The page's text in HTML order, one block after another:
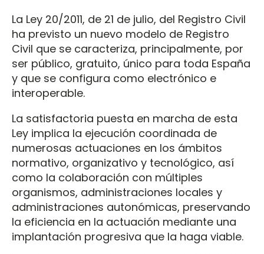
La Ley 20/2011, de 21 de julio, del Registro Civil
ha previsto un nuevo modelo de Registro
Civil que se caracteriza, principalmente, por
ser público, gratuito, único para toda España
y que se configura como electrónico e
interoperable.
La satisfactoria puesta en marcha de esta
Ley implica la ejecución coordinada de
numerosas actuaciones en los ámbitos
normativo, organizativo y tecnológico, así
como la colaboración con múltiples
organismos, administraciones locales y
administraciones autonómicas, preservando
la eficiencia en la actuación mediante una
implantación progresiva que la haga viable.